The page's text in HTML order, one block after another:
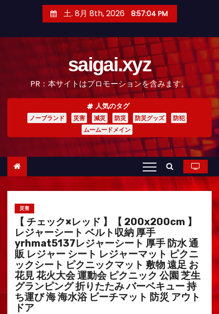
土. 8月 8th, 2026 8:57:05 PM
saigai.xyz
PR：本サイトはプロモーションを含みます。
人気のタグ
ノーブランド 災害 減災 防災 防災グッズ
防犯
ムームードメイン
災害
【 チェック×レッド 】【 200x200cm 】
レジャーシート ベルト収納 厚手
yrhmat5137レジャーシート 厚手 防水 通
販 レジャー シート レジャーマット ピクニ
ックシート ピクニックマット 敷物 遠足 お
花見 花火大会 運動会 ピクニック 公園 芝生
グランピング 折りたたみ バーベキュー 持
ち運び 海 海水浴 ビーチマット 防災 アウト
ドア